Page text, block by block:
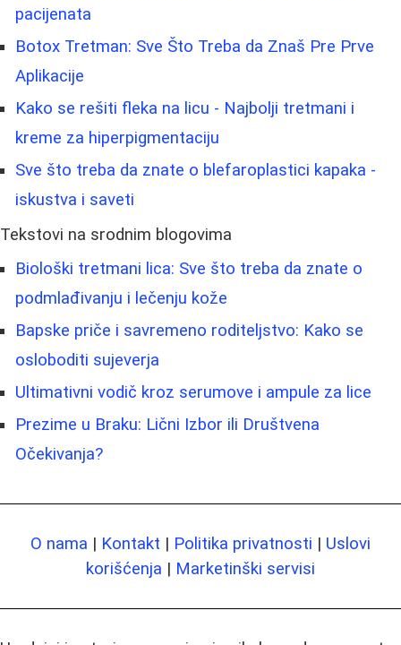
pacijenata
Botox Tretman: Sve Što Treba da Znaš Pre Prve
Aplikacije
Kako se rešiti fleka na licu - Najbolji tretmani i
kreme za hiperpigmentaciju
Sve što treba da znate o blefaroplastici kapaka -
iskustva i saveti
Tekstovi na srodnim blogovima
Biološki tretmani lica: Sve što treba da znate o
podmlađivanju i lečenju kože
Bapske priče i savremeno roditeljstvo: Kako se
osloboditi sujeverja
Ultimativni vodič kroz serumove i ampule za lice
Prezime u Braku: Lični Izbor ili Društvena
Očekivanja?
O nama | Kontakt | Politika privatnosti | Uslovi
korišćenja | Marketinški servisi